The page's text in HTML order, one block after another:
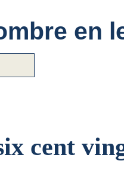
en